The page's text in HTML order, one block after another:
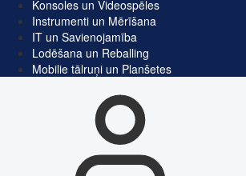
Konsoles un Videospēles
Instrumenti un Mērīšana
IT un Savienojamība
Lodēšana un Reballing
Mobilie tālruņi un Planšetes